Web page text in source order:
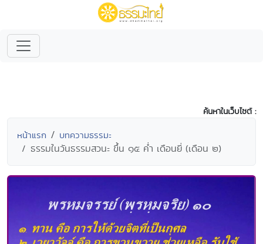
ค้นหาในเว็บไซต์ :
หน้าแรก บทความธรรมะ
ธรรมในวันธรรมสวนะ ขึ้น ๑๕ ค่ำ เดือนยี่ (เดือน ๒)